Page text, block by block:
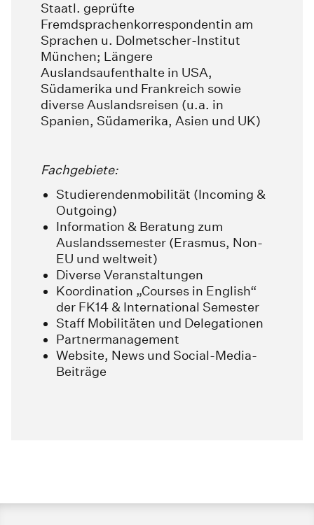
Staatl. geprüfte
Fremdsprachenkorrespondentin am
Sprachen u. Dolmetscher-Institut
München; Längere
Auslandsaufenthalte in USA,
Südamerika und Frankreich sowie
diverse Auslandsreisen (u.a. in
Spanien, Südamerika, Asien und UK)
Fachgebiete:
Studierendenmobilität (Incoming &
Outgoing)
Information & Beratung zum
Auslandssemester (Erasmus, Non-
EU und weltweit)
Diverse Veranstaltungen
Koordination „Courses in English“
der FK14 & International Semester
Staff Mobilitäten und Delegationen
Partnermanagement
Website, News und Social-Media-
Beiträge